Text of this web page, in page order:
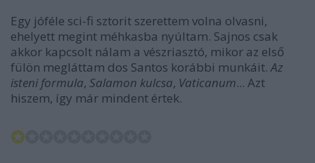
Egy jóféle sci-fi sztorit szerettem volna olvasni,
ehelyett megint méhkasba nyúltam. Sajnos csak
akkor kapcsolt nálam a vészriasztó, mikor az első
fülön megláttam dos Santos korábbi munkáit.Az
isteni formula, Salamon kulcsa, Vaticanum... Azt
hiszem, így már mindent értek.
✪